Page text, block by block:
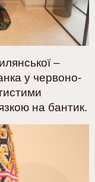
–
у червоно-
на бантик.